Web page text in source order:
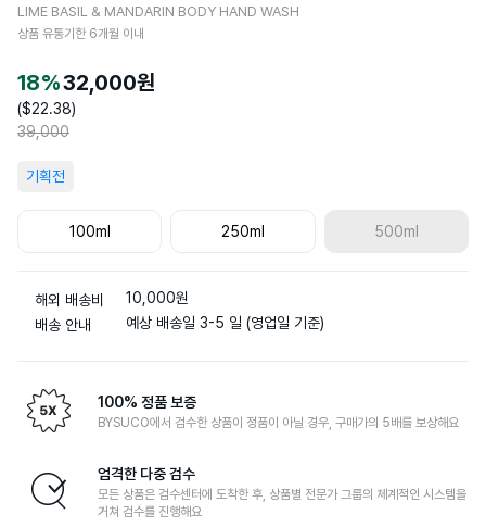
LIME BASIL & MANDARIN BODY HAND WASH
상품 유통기한 6개월 이내
18%32,000원
($22.38)
39,000
기획전
100ml 250ml 500ml
해외 배송비
10,000원
배송 안내
예상 배송일 3-5 일 (영업일 기준)
100% 정품 보증
BYSUCO에서 검수한 상품이 정품이 아닐 경우, 구매가의 5배를 보상해요
엄격한 다중 검수
모든 상품은 검수센터에 도착한 후, 상품별 전문가 그룹의 체계적인 시스템을
거쳐 검수를 진행해요